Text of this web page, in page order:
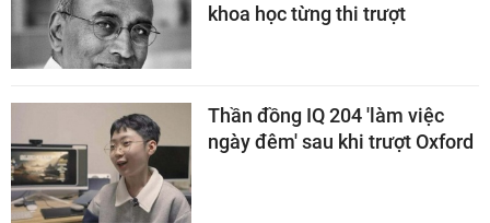
khoa học từng thi trượt
Thần đồng IQ 204 'làm việc
ngày đêm' sau khi trượt Oxford